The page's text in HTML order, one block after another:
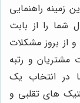
زمینه راهنمایی
شما را از بابت
از بروز مشکلات
مشتریان و رتبه
در انتخاب یک
های تقلبی و